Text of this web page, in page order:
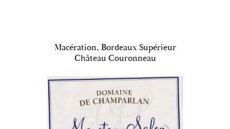
Macération, Bordeaux Supérieur
Château Couronneau